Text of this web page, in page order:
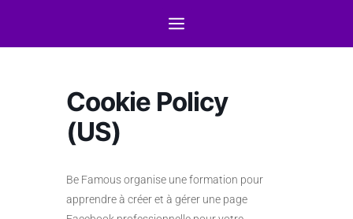
Cookie Policy
(US)
Be Famous organise une formation pour
apprendre à créer et à gérer une page